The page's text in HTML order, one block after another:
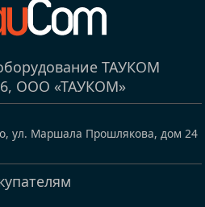
ТАУКОМ
ООО «ТАУКОМ»
, ул. Маршала Прошлякова, дом 24